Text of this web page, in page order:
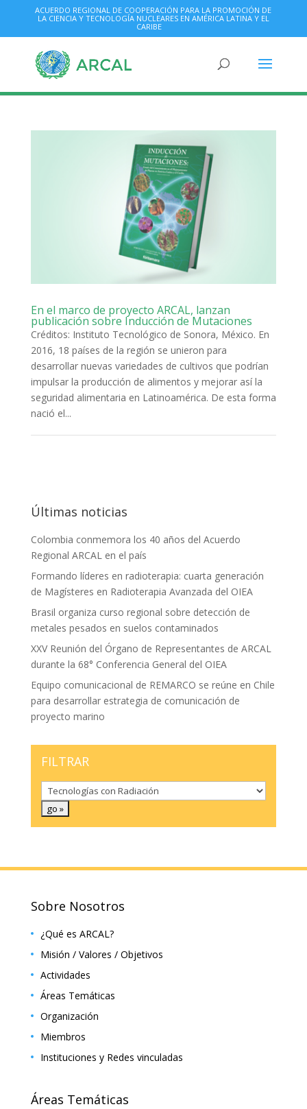
ACUERDO REGIONAL DE COOPERACIÓN PARA LA PROMOCIÓN DE
LA CIENCIA Y TECNOLOGÍA NUCLEARES EN AMÉRICA LATINA Y EL
CARIBE
En el marco de proyecto ARCAL, lanzan
publicación sobre Inducción de Mutaciones
Créditos: Instituto Tecnológico de Sonora, México. En
2016, 18 países de la región se unieron para
desarrollar nuevas variedades de cultivos que podrían
impulsar la producción de alimentos y mejorar así la
seguridad alimentaria en Latinoamérica. De esta forma
nació el...
Últimas noticias
Colombia conmemora los 40 años del Acuerdo
Regional ARCAL en el país
Formando líderes en radioterapia: cuarta generación
de Magísteres en Radioterapia Avanzada del OIEA
Brasil organiza curso regional sobre detección de
metales pesados en suelos contaminados
XXV Reunión del Órgano de Representantes de ARCAL
durante la 68° Conferencia General del OIEA
Equipo comunicacional de REMARCO se reúne en Chile
para desarrollar estrategia de comunicación de
proyecto marino
FILTRAR
Sobre Nosotros
¿Qué es ARCAL?
Misión / Valores / Objetivos
Actividades
Áreas Temáticas
Organización
Miembros
Instituciones y Redes vinculadas
Áreas Temáticas